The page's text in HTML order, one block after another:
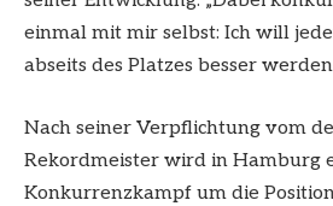
einmal mit mir selbst: Ich will
abseits des Platzes besser
Nach seiner Verpflichtung vom
Rekordmeister wird in Hamburg
Konkurrenzkampf um die